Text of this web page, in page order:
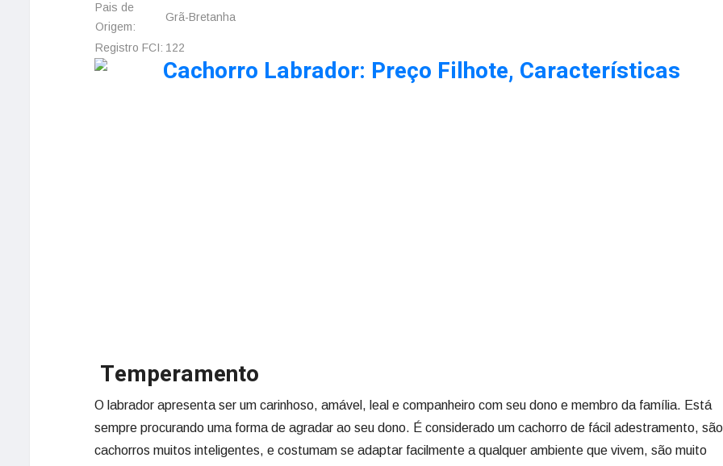
Pais de
Origem:
Grã-Bretanha
Registro FCI: 122
Temperamento
O labrador apresenta ser um carinhoso, amável, leal e companheiro com seu dono e membro da família. Está
sempre procurando uma forma de agradar ao seu dono. É considerado um cachorro de fácil adestramento, são
cachorros muitos inteligentes, e costumam se adaptar facilmente a qualquer ambiente que vivem, são muito